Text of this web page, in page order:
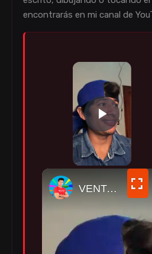
encontrarás en mi canal de
×
PLAY
VENTAJAS DE JUGAR FREE FIRE 👹